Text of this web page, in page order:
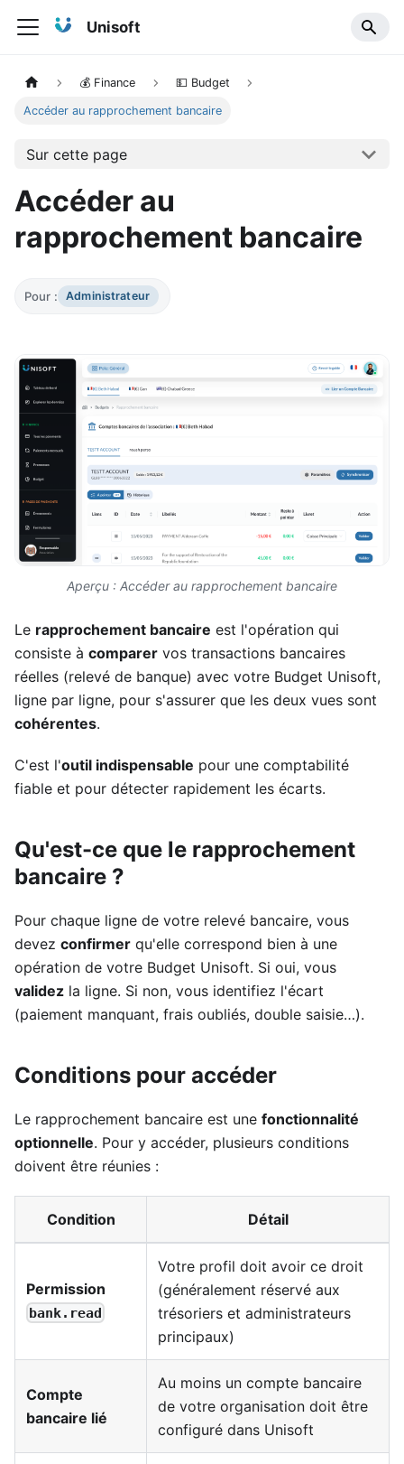
Unisoft
💰 Finance 💵 Budget
Accéder au rapprochement bancaire
Sur cette page
Accéder au
rapprochement bancaire
Pour : Administrateur
Aperçu : Accéder au rapprochement bancaire
Le rapprochement bancaire est l'opération qui
consiste à comparer vos transactions bancaires
réelles (relevé de banque) avec votre Budget Unisoft,
ligne par ligne, pour s'assurer que les deux vues sont
cohérentes.
C'est l'outil indispensable pour une comptabilité
fiable et pour détecter rapidement les écarts.
Qu'est-ce que le rapprochement
bancaire ?
Pour chaque ligne de votre relevé bancaire, vous
devez confirmer qu'elle correspond bien à une
opération de votre Budget Unisoft. Si oui, vous
validez la ligne. Si non, vous identifiez l'écart
(paiement manquant, frais oubliés, double saisie…).
Conditions pour accéder
Le rapprochement bancaire est une fonctionnalité
optionnelle. Pour y accéder, plusieurs conditions
doivent être réunies :
Condition Détail
Permission
bank.read
Votre profil doit avoir ce droit
(généralement réservé aux
trésoriers et administrateurs
principaux)
Compte
bancaire lié
Au moins un compte bancaire
de votre organisation doit être
configuré dans Unisoft